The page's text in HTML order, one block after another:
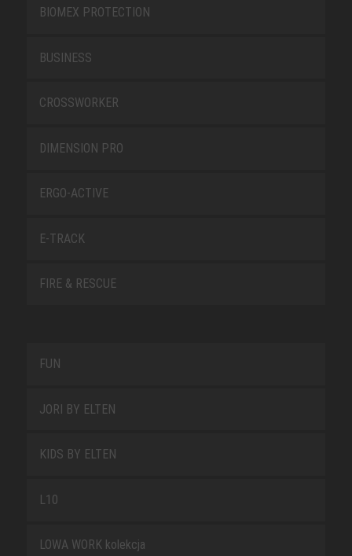
BIOMEX PROTECTION
BUSINESS
CROSSWORKER
DIMENSION PRO
ERGO-ACTIVE
E-TRACK
FIRE & RESCUE
FUN
JORI BY ELTEN
KIDS BY ELTEN
L10
LOWA WORK kolekcja